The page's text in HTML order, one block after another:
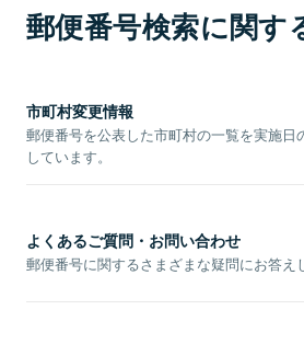
郵便番号検索に関す
市町村変更情報
郵便番号を公表した市町村の一覧を実施日
しています。
よくあるご質問・お問い合わせ
郵便番号に関するさまざまな疑問にお答え